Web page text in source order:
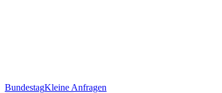
BundestagKleine Anfragen